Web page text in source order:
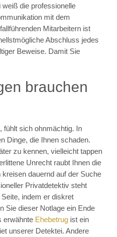
die professionelle
mit dem
Mitarbeitern ist
Abschluss jedes
Beweise. Damit Sie
brauchen
fühlt sich ohnmächtig. In
Dinge, die Ihnen schaden.
zu kennen, vielleicht tappen
Unrecht raubt Ihnen die
dauernd auf der Suche
Privatdetektiv steht
indem er diskret
Sie dieser Notlage ein Ende
erwähnte Ehebetrug ist ein
unserer Detektei. Andere